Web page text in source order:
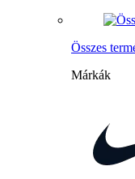
Összes
Márkák